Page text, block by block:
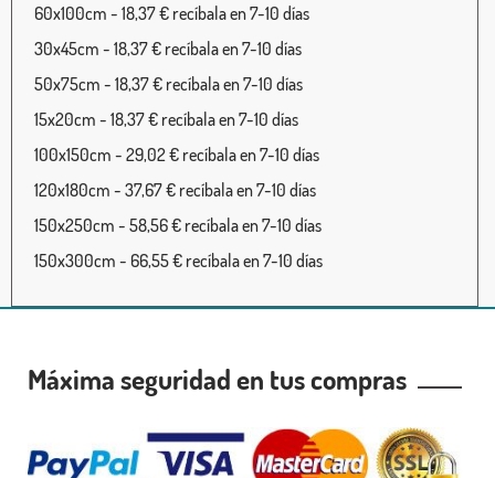
60x100cm - 18,37 € recíbala en 7-10 días
30x45cm - 18,37 € recíbala en 7-10 días
50x75cm - 18,37 € recíbala en 7-10 días
15x20cm - 18,37 € recíbala en 7-10 días
100x150cm - 29,02 € recíbala en 7-10 días
120x180cm - 37,67 € recíbala en 7-10 días
150x250cm - 58,56 € recíbala en 7-10 días
150x300cm - 66,55 € recíbala en 7-10 días
Máxima seguridad en tus compras